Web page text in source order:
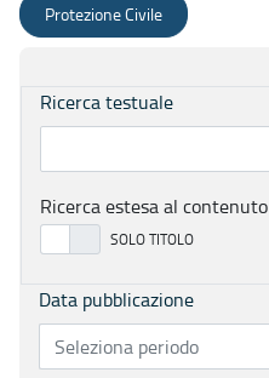
Protezione Civile
Ricerca testuale
Ricerca estesa al contenuto
Data pubblicazione